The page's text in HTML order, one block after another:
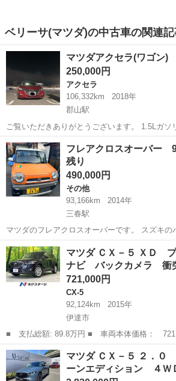
ベリーサ(マツダ)の中古車の関連
マツダアクセラ(ワゴン)
250,000円
アクセラ
106,332km
2018年
郡山駅
ご覧いただきありがとうございます。 1.5Lガソ
です。 主に通勤に3年間使用してました。 社外
フル純正です。 事故歴なし、禁煙車両です。
在106289キロです。...
福島 郡山市 郡山駅
フレアクロスオーバー
残り
490,000円
その他
93,166km
2014年
三春駅
マツダのフレアクロスオーバーです。 スズキの
ます。 走行距離は93,166kmです。 走っていて特に異常等も感じませ
んでした。 冬タイヤも付けます。 もし売れないようならお盆明けに処
分します。 ...
福島 田村郡 三春駅
マツダ ＣＸ－５ ＸＤ
ナビ バックカメラ
721,000円
CX-5
92,124km
2015年
伊達市
■ 支払総額: 89.8万円 ■ 車両本体価格： 721,000 円 ■ メーカー
名： マツダ ■ 車種名： ＣＸ－５ ■ グレ
アクティブ 純正ナビ バックカメラ 衝突軽
ーズ 禁煙車...
福島 伊達市 CX-5
マツダ ＣＸ－５ ２．
ーンエディション ４Ｗ